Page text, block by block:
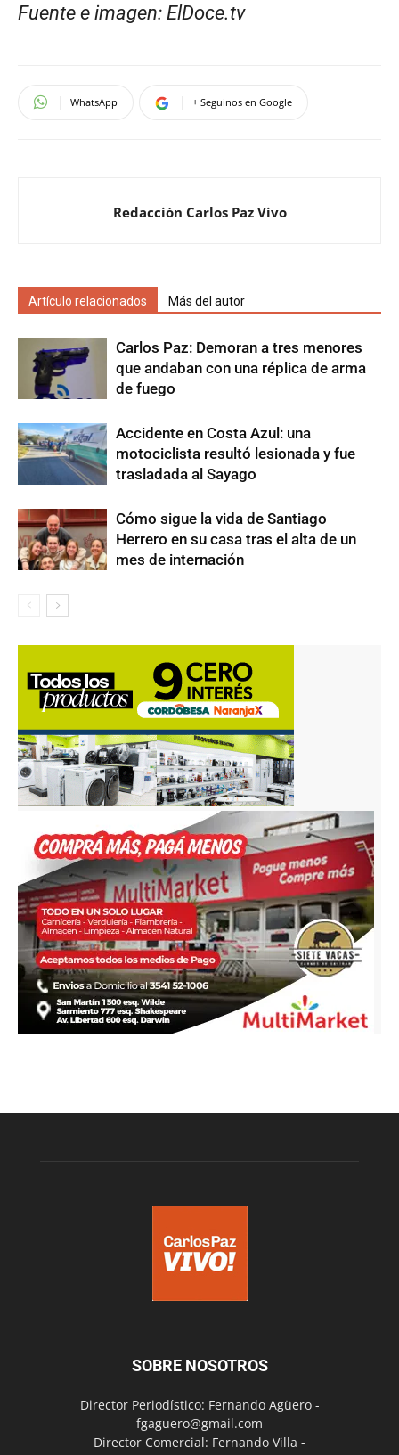
Fuente e imagen: ElDoce.tv
WhatsApp + Seguinos en Google
Redacción Carlos Paz Vivo
Artículo relacionados Más del autor
Carlos Paz: Demoran a tres menores
que andaban con una réplica de arma
de fuego
Accidente en Costa Azul: una
motociclista resultó lesionada y fue
trasladada al Sayago
Cómo sigue la vida de Santiago
Herrero en su casa tras el alta de un
mes de internación
SOBRE NOSOTROS
Director Periodístico: Fernando Agüero -
fgaguero@gmail.com
Director Comercial: Fernando Villa -